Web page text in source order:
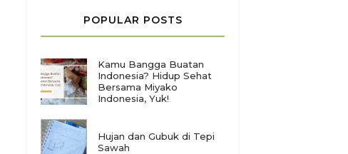
POPULAR POSTS
Kamu Bangga Buatan
Indonesia? Hidup Sehat
Bersama Miyako
Indonesia, Yuk!
Hujan dan Gubuk di Tepi
Sawah